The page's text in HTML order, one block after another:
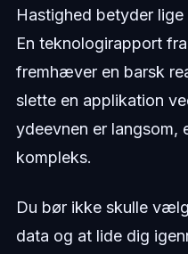
Hastighed betyder
En teknologirapport
fremhæver en barsk
slette en applikation
ydeevnen er langsom,
kompleks.
Du bør ikke skulle
data og at lide dig